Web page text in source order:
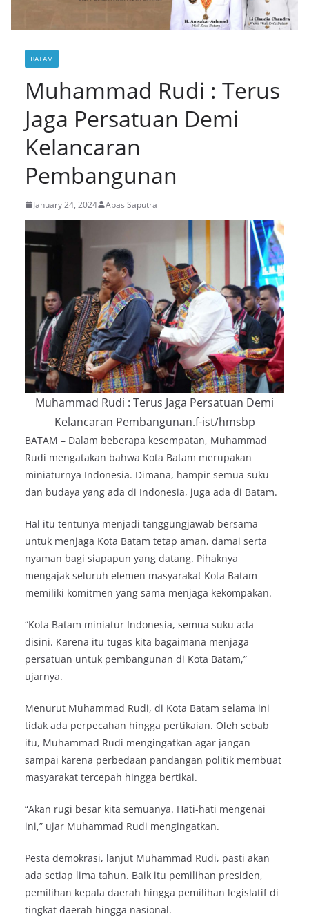
BATAM
Muhammad Rudi : Terus
Jaga Persatuan Demi
Kelancaran
Pembangunan
January 24, 2024 Abas Saputra
Muhammad Rudi : Terus Jaga Persatuan Demi
Kelancaran Pembangunan.f-ist/hmsbp
BATAM – Dalam beberapa kesempatan, Muhammad
Rudi mengatakan bahwa Kota Batam merupakan
miniaturnya Indonesia. Dimana, hampir semua suku
dan budaya yang ada di Indonesia, juga ada di Batam.
Hal itu tentunya menjadi tanggungjawab bersama
untuk menjaga Kota Batam tetap aman, damai serta
nyaman bagi siapapun yang datang. Pihaknya
mengajak seluruh elemen masyarakat Kota Batam
memiliki komitmen yang sama menjaga kekompakan.
“Kota Batam miniatur Indonesia, semua suku ada
disini. Karena itu tugas kita bagaimana menjaga
persatuan untuk pembangunan di Kota Batam,”
ujarnya.
Menurut Muhammad Rudi, di Kota Batam selama ini
tidak ada perpecahan hingga pertikaian. Oleh sebab
itu, Muhammad Rudi mengingatkan agar jangan
sampai karena perbedaan pandangan politik membuat
masyarakat tercepah hingga bertikai.
“Akan rugi besar kita semuanya. Hati-hati mengenai
ini,” ujar Muhammad Rudi mengingatkan.
Pesta demokrasi, lanjut Muhammad Rudi, pasti akan
ada setiap lima tahun. Baik itu pemilihan presiden,
pemilihan kepala daerah hingga pemilihan legislatif di
tingkat daerah hingga nasional.